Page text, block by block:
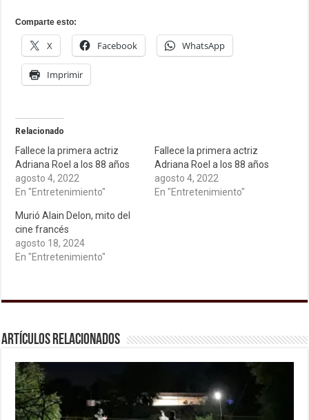
Comparte esto:
X Facebook WhatsApp
Imprimir
Relacionado
Fallece la primera actriz
Adriana Roel a los 88 años
agosto 4, 2022
En "Entretenimiento"
Fallece la primera actriz
Adriana Roel a los 88 años
agosto 4, 2022
En "Entretenimiento"
Murió Alain Delon, mito del
cine francés
agosto 18, 2024
En "Entretenimiento"
Artículos relacionados